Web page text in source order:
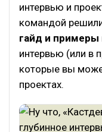
интервью и
командой
гайд и примеры
интервью (или в
которые вы
проектах.